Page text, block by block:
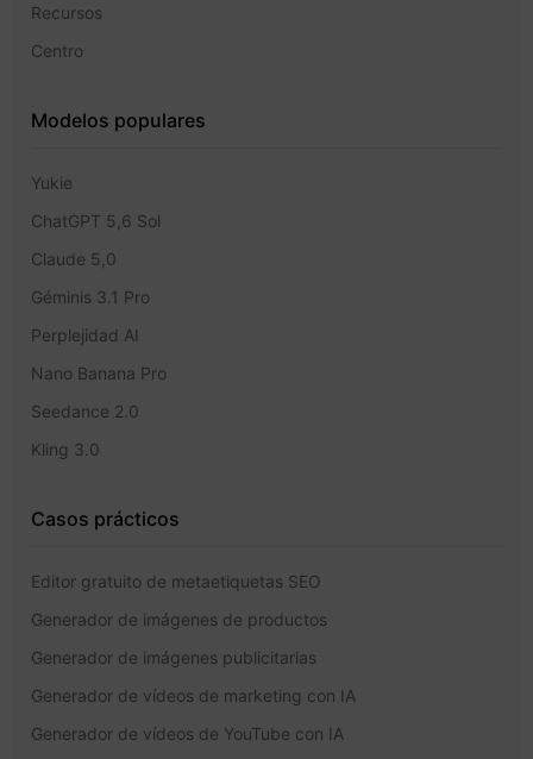
Recursos
Centro
Modelos populares
Yukie
ChatGPT 5,6 Sol
Claude 5,0
Géminis 3.1 Pro
Perplejidad AI
Nano Banana Pro
Seedance 2.0
Kling 3.0
Casos prácticos
Editor gratuito de metaetiquetas SEO
Generador de imágenes de productos
Generador de imágenes publicitarias
Generador de vídeos de marketing con IA
Generador de vídeos de YouTube con IA